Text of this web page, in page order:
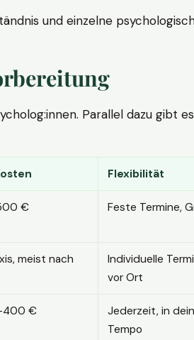
und einzelne
Parallel dazu gibt
Flexibilität
€ Feste Termine,
meist nach
Individuelle
vor Ort
€
Jederzeit, in
Tempo